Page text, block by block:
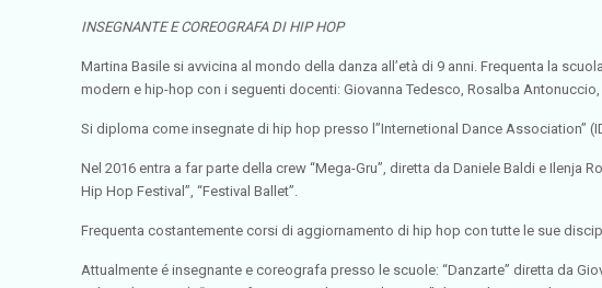
INSEGNANTE E COREOGRAFA DI HIP HOP
Martina Basile si avvicina al mondo della danza all’età di 9 anni. Frequenta la
modern e hip-hop con i seguenti docenti: Giovanna Tedesco, Rosalba
Si diploma come insegnate di hip hop presso l”Internetional Dance Association”
Nel 2016 entra a far parte della crew “Mega-Gru”, diretta da Daniele Baldi e
Hip Hop Festival”, “Festival Ballet”.
Frequenta costantemente corsi di aggiornamento di hip hop con tutte le sue
Attualmente é insegnante e coreografa presso le scuole: “Danzarte” diretta da